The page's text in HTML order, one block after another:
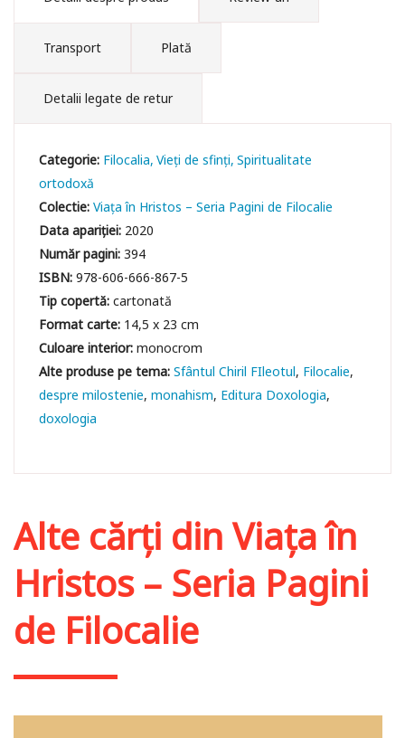
Transport Plată
Detalii legate de retur
Categorie: Filocalia Vieți de sfinți Spiritualitate
ortodoxă
Colectie:Viața în Hristos – Seria Pagini de Filocalie
Data apariției: 2020
Număr pagini:394
ISBN:978-606-666-867-5
Tip copertă:cartonată
Format carte: 14,5 x 23 cm
Culoare interior:monocrom
Sfântul Chiril FIleotul Filocalie
despre milostenie monahism Editura Doxologia
doxologia
Alte cărți dinViața în
Hristos – Seria Pagini
de Filocalie